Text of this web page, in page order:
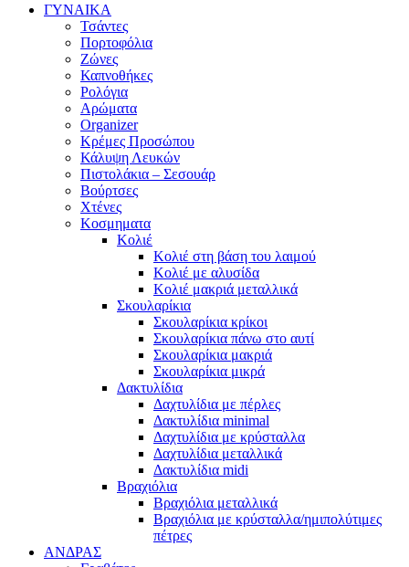
ΓΥΝΑΙΚΑ
Τσάντες
Πορτοφόλια
Ζώνες
Καπνοθήκες
Ρολόγια
Αρώματα
Organizer
Κρέμες Προσώπου
Κάλυψη Λευκών
Πιστολάκια – Σεσουάρ
Βούρτσες
Χτένες
Κοσμηματα
Κολιέ
Κολιέ στη βάση του λαιμού
Κολιέ με αλυσίδα
Κολιέ μακριά μεταλλικά
Σκουλαρίκια
Σκουλαρίκια κρίκοι
Σκουλαρίκια πάνω στο αυτί
Σκουλαρίκια μακριά
Σκουλαρίκια μικρά
Δακτυλίδια
Δαχτυλίδια με πέρλες
Δακτυλίδια minimal
Δαχτυλίδια με κρύσταλλα
Δαχτυλίδια μεταλλικά
Δακτυλίδια midi
Βραχιόλια
Βραχιόλια μεταλλικά
Βραχιόλια με κρύσταλλα/ημιπολύτιμες
πέτρες
ΑΝΔΡΑΣ